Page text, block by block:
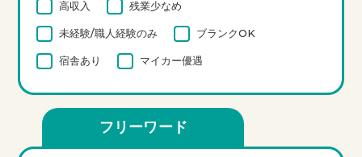
高収入 残業少なめ
未経験/職人経験のみ ブランクOK
宿舎あり マイカー優遇
フリーワード